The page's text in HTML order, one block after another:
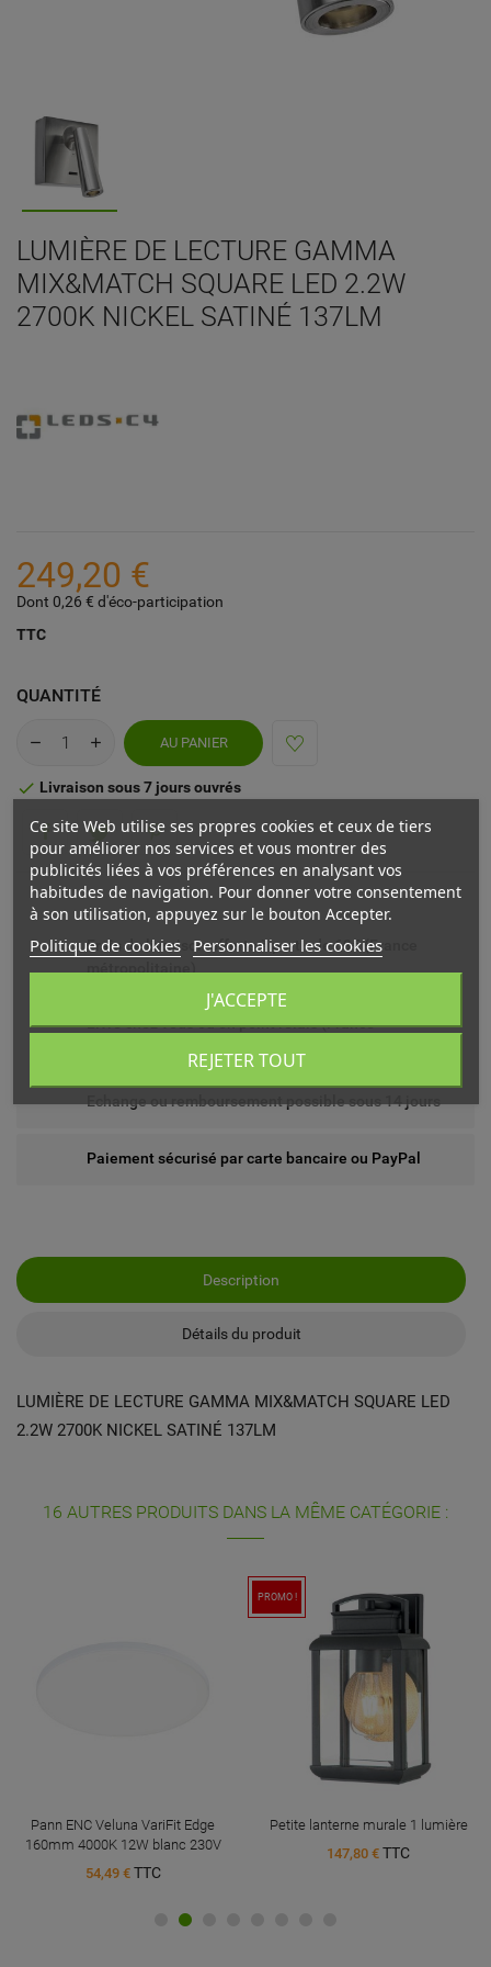
LUMIÈRE DE LECTURE GAMMA
MIX&MATCH SQUARE LED 2.2W
2700K NICKEL SATINÉ 137LM
249,20 €
Dont 0,26 € d'éco-participation
TTC
QUANTITÉ
AU PANIER
 Livraison sous 7 jours ouvrés
Frais de livraison offerts à partir de 69€ (France
métropolitaine)
Livré chez vous ou en point relais (France
Echange ou remboursement possible sous 14 jours
Paiement sécurisé par carte bancaire ou PayPal
Description
Détails du produit
LUMIÈRE DE LECTURE GAMMA MIX&MATCH SQUARE LED
2.2W 2700K NICKEL SATINÉ 137LM
16 AUTRES PRODUITS DANS LA MÊME CATÉGORIE :
Pann ENC Veluna VariFit Edge
160mm 4000K 12W blanc 230V
54,49 € TTC
PROMO !
Petite lanterne murale 1 lumière
147,80 € TTC
Ce site Web utilise ses propres cookies et ceux de tiers
pour améliorer nos services et vous montrer des
publicités liées à vos préférences en analysant vos
habitudes de navigation. Pour donner votre consentement
à son utilisation, appuyez sur le bouton Accepter.
Politique de cookies Personnaliser les cookies
REJETER TOUT
J'ACCEPTE